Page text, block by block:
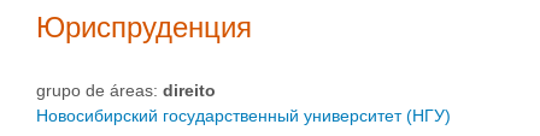
Юриспруденция
grupo de áreas: direito
Новосибирский государственный университет (НГУ)